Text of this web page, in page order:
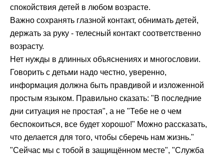
спокойствия детей в любом возрасте.
Важно сохранять глазной контакт, обнимать детей,
держать за руку - телесный контакт соответственно
возрасту.
Нет нужды в длинных объяснениях и многословии.
Говорить с детьми надо честно, уверенно,
информация должна быть правдивой и изложенной
простым языком. Правильно сказать: "В последние
дни ситуация не простая", а не "Тебе не о чем
беспокоиться, все будет хорошо!" Можно рассказать,
что делается для того, чтобы сберечь нам жизнь."
"Сейчас мы с тобой в защищённом месте", "Служба